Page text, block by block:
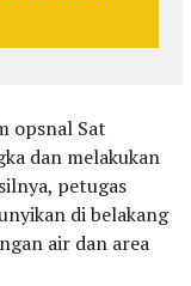
opsnal Sat
dan melakukan
petugas
di belakang
air dan area